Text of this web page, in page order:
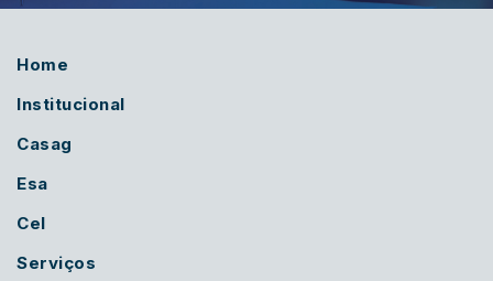
Home
Institucional
Casag
Esa
Cel
Serviços